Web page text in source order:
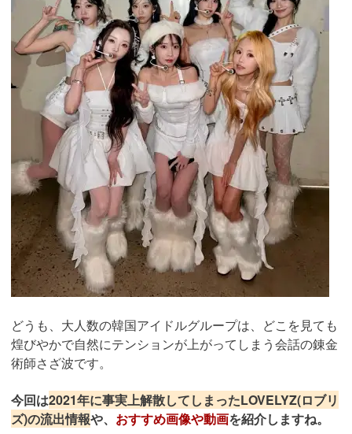
どうも、大人数の韓国アイドルグループは、どこを見ても
煌びやかで自然にテンションが上がってしまう会話の錬金
術師さざ波です。
今回は2021年に事実上解散してしまったLOVELYZ(ロブリ
ズ)の流出情報や、 おすすめ画像や動画を紹介しますね。